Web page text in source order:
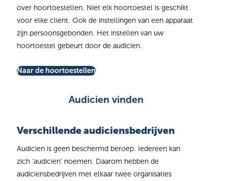
over hoortoestellen. Niet elk hoortoestel is geschikt
voor elke client. Ook de instellingen van een apparaat
zijn persoonsgebonden. Het instellen van uw
hoortoestel gebeurt door de audicien.
Naar de hoortoestellen
Audicien vinden
Verschillende audiciensbedrijven
Audicien is geen beschermd beroep. Iedereen kan
zich ‘audicien’ noemen. Daarom hebben de
audiciensbedrijven met elkaar twee organisaties